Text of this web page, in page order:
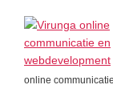
primary
navigation
main
content
primary
sidebar
secondary
sidebar
footer
Virunga
online